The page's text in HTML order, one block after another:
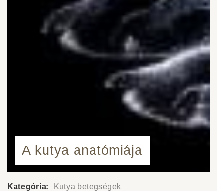
A kutya anatómiája
Kategória:
Kutya betegségek